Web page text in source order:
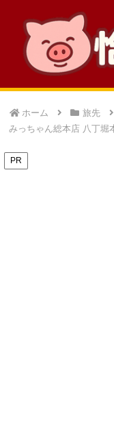
ホーム 旅先
みっちゃん総本店 八丁堀
PR